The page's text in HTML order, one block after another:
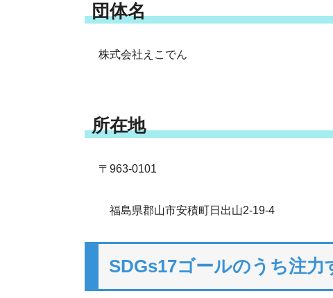
団体名
株式会社えこでん
所在地
〒963-0101
福島県郡山市安積町日出山2-19-4
SDGs17ゴールのうち注力